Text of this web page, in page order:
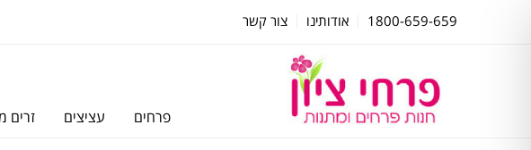
1800-659-659 אודותינו צור קשר
פרחים עציצים זרים